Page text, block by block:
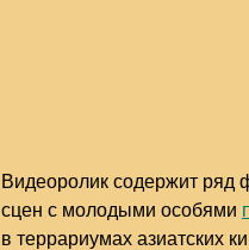
Видеоролик содержит ряд
сцен с молодыми особями
в террариумах азиатских